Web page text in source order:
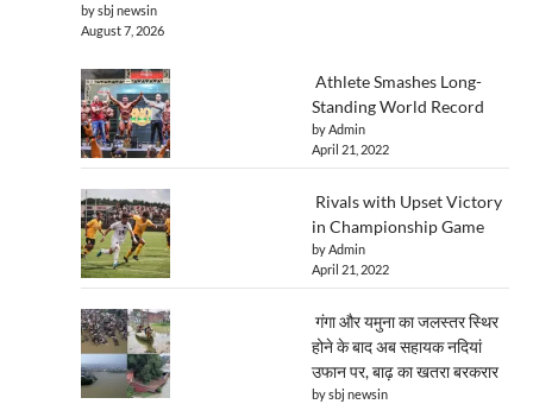
by sbj newsin
August 7, 2026
Athlete Smashes Long-
Standing World Record
by Admin
April 21, 2022
Rivals with Upset Victory
in Championship Game
by Admin
April 21, 2022
गंगा और यमुना का जलस्तर स्थिर
होने के बाद अब सहायक नदियां
उफान पर, बाढ़ का खतरा बरकरार
by sbj newsin